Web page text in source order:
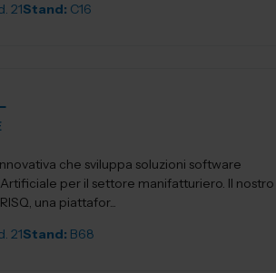
21Stand: C16
che sviluppa soluzioni software
per il settore manifatturiero. Il nostro
una piattafor...
21Stand: B68